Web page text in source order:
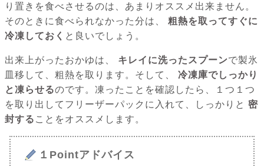
り置きを食べさせるのは、あまりオススメ出来ません。
そのときに食べられなかった分は、
粗熱を取ってすぐに
冷凍しておく と良いでしょう。
出来上がったおかゆは、 キレイに洗ったスプーンで製氷
皿移して、粗熱を取ります。そして、
冷凍庫でしっかり
と凍らせるのです。凍ったことを確認したら、１つ１つ
を取り出してフリーザーパックに入れて、しっかりと 密
封する ことをオススメします。
１Pointアドバイス